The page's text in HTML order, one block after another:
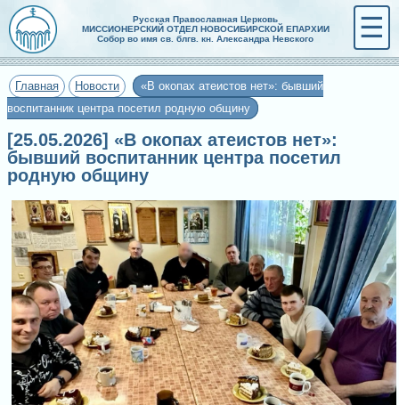
Русская Православная Церковь
МИССИОНЕРСКИЙ ОТДЕЛ НОВОСИБИРСКОЙ ЕПАРХИИ
Собор во имя св. блгв. кн. Александра Невского
☰
Главная Новости
«В окопах атеистов нет»: бывший
воспитанник центра посетил родную общину
[25.05.2026] «В окопах атеистов нет»:
бывший воспитанник центра посетил
родную общину